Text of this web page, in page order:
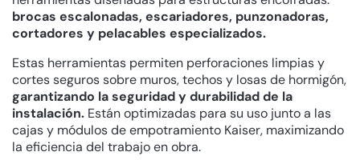
brocas escalonadas,escariadores, punzonadoras,
cortadores y pelacables especializados.
Estas herramientas permiten perforaciones limpias y
cortes seguros sobre muros, techos y losas de hormigón,
garantizando la seguridad y durabilidad de la
instalación. Están optimizadas para su uso junto a las
cajas y módulos de empotramiento Kaiser, maximizando
la eficiencia del trabajo en obra.